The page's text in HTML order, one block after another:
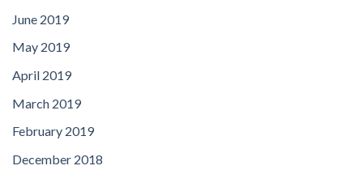
June 2019
May 2019
April 2019
March 2019
February 2019
December 2018